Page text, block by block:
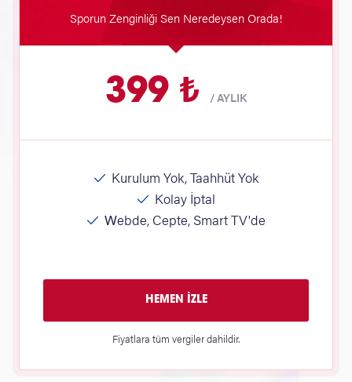
Sporun Zenginliği Sen Neredeysen Orada!
399 ₺ /AYLIK
Kurulum Yok, Taahhüt Yok
Kolay İptal
Webde, Cepte, Smart TV'de
HEMEN İZLE
Fiyatlara tüm vergiler dahildir.